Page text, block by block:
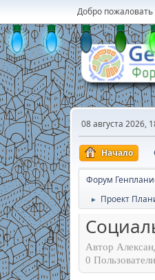
Добро пожаловать
08 августа 2026,
Начало
Форум
► Проект
Автор
0